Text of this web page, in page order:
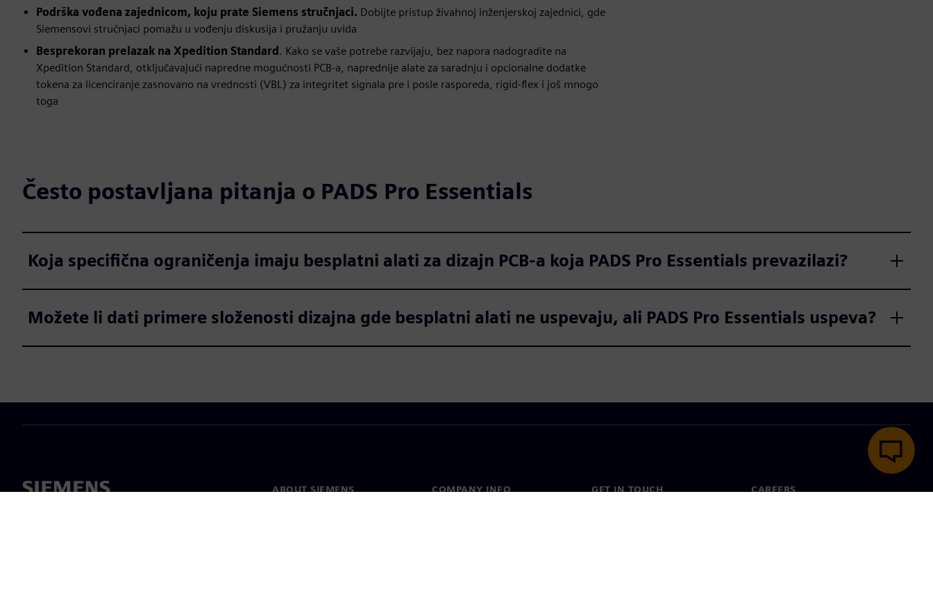
Podrška vođena zajednicom, koju prate Siemens stručnjaci. Dobijte pristup živahnoj inženjerskoj zajednici, gde
Siemensovi stručnjaci pomažu u vođenju diskusija i pružanju uvida
Besprekoran prelazak na Xpedition Standard . Kako se vaše potrebe razvijaju, bez napora nadogradite na
Xpedition Standard, otključavajući napredne mogućnosti PCB-a, naprednije alate za saradnju i opcionalne dodatke
tokena za licenciranje zasnovano na vrednosti (VBL) za integritet signala pre i posle rasporeda, rigid-flex i još mnogo
toga
Često postavljana pitanja o PADS Pro Essentials
Koja specifična ograničenja imaju besplatni alati za dizajn PCB-a koja PADS Pro Essentials prevazilazi?
Možete li dati primere složenosti dizajna gde besplatni alati ne uspevaju, ali PADS Pro Essentials uspeva?
ABOUT SIEMENS COMPANY INFO GET IN TOUCH CAREERS